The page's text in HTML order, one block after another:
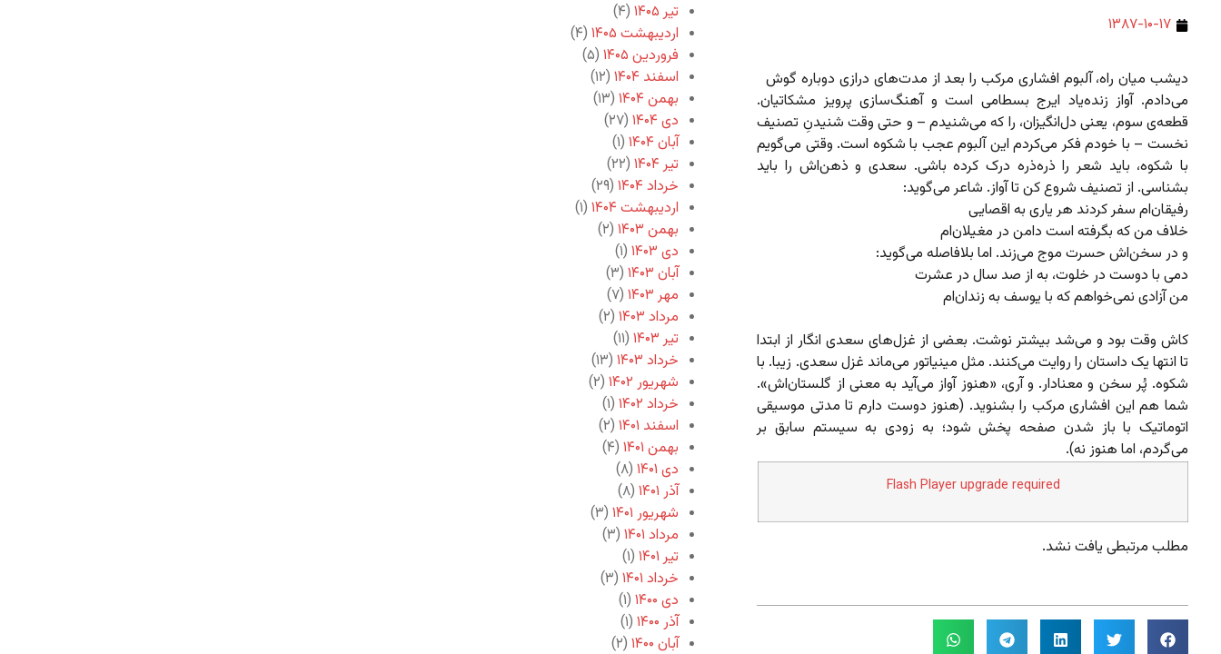
۱۳۸۷-۱۰-۱۷
دیشب میان راه، آلبوم افشاری مرکب را بعد از مدت‌های درازی دوباره گوش
می‌دادم. آواز زنده‌یاد ایرج بسطامی است و آهنگ‌سازی پرویز مشکاتیان.
قطعه‌ی سوم، یعنی دل‌انگیزان، را که می‌شنیدم – و حتی وقت شنیدنِ تصنیف
نخست – با خودم فکر می‌کردم این آلبوم عجب با شکوه است. وقتی می‌گویم
با شکوه، باید شعر را ذره‌ذره درک کرده باشی. سعدی و ذهن‌اش را باید
بشناسی. از تصنیف شروع کن تا آواز. شاعر می‌گوید:
رفیقان‌ام سفر کردند هر یاری به اقصایی
خلاف من که بگرفته است دامن در مغیلان‌ام
و در سخن‌اش حسرت موج می‌زند. اما بلافاصله می‌گوید:
دمی با دوست در خلوت، به از صد سال در عشرت
من آزادی نمی‌خواهم که با یوسف به زندان‌ام
کاش وقت بود و می‌شد بیشتر نوشت. بعضی از غزل‌های سعدی انگار از ابتدا
تا انتها یک داستان را روایت می‌کنند. مثل مینیاتور می‌ماند غزل سعدی. زیبا. با
شکوه. پُر سخن و معنادار. و آری، «هنوز آواز می‌آید به معنی از گلستان‌اش».
شما هم این افشاری مرکب را بشنوید. (هنوز دوست دارم تا مدتی موسیقی
اتوماتیک با باز شدن صفحه پخش شود؛ به زودی به سیستم سابق بر
می‌گردم، اما هنوز نه).
Flash Player upgrade required
مطلب مرتبطی یافت نشد.
تیر ۱۴۰۵
(۴)
اردیبهشت ۱۴۰۵
(۴)
فروردین ۱۴۰۵
(۵)
اسفند ۱۴۰۴
(۱۲)
بهمن ۱۴۰۴
(۱۳)
دی ۱۴۰۴
(۲۷)
آبان ۱۴۰۴
(۱)
تیر ۱۴۰۴
(۲۲)
خرداد ۱۴۰۴
(۲۹)
اردیبهشت ۱۴۰۴
(۱)
بهمن ۱۴۰۳
(۲)
دی ۱۴۰۳
(۱)
آبان ۱۴۰۳
(۳)
مهر ۱۴۰۳
(۷)
مرداد ۱۴۰۳
(۲)
تیر ۱۴۰۳
(۱۱)
خرداد ۱۴۰۳
(۱۳)
شهریور ۱۴۰۲
(۲)
خرداد ۱۴۰۲
(۱)
اسفند ۱۴۰۱
(۲)
بهمن ۱۴۰۱
(۴)
دی ۱۴۰۱
(۸)
آذر ۱۴۰۱
(۸)
شهریور ۱۴۰۱
(۳)
مرداد ۱۴۰۱
(۳)
تیر ۱۴۰۱
(۱)
خرداد ۱۴۰۱
(۳)
دی ۱۴۰۰
(۱)
آذر ۱۴۰۰
(۱)
آبان ۱۴۰۰
(۲)